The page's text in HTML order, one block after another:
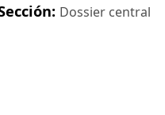
Dossier central